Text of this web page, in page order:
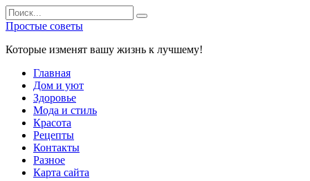
Перейти
к
содержанию
Search
for:
Простые советы
Которые изменят вашу жизнь к лучшему!
Главная
Дом и уют
Здоровье
Мода и стиль
Красота
Рецепты
Контакты
Разное
Карта сайта